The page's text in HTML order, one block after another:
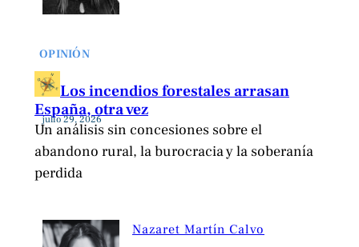
OPINIÓN
Los incendios forestales arrasan
España, otra vez
julio 29, 2026
Un análisis sin concesiones sobre el
abandono rural, la burocracia y la soberanía
perdida
Nazaret Martín Calvo